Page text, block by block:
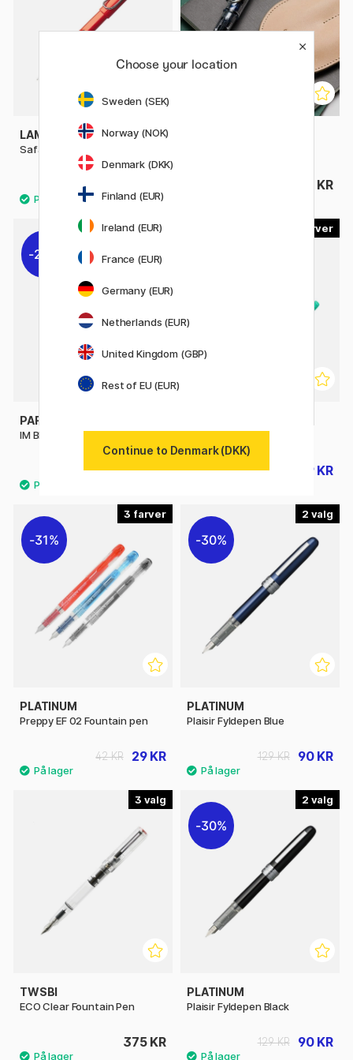
LAMY
Safari Fyldepen Red
219 KR
2
20%
PARKER
IM Black/Gold Fyldepen
447 KR
559 KR
Preppy F 03 Fountain pen
29 KR
42 KR
3
31%
PLATINUM
Preppy EF 02 Fountain pen
29 KR
42 KR
2
30%
PLATINUM
Plaisir Fyldepen Blue
90 KR
129 KR
3
TWSBI
ECO Clear Fountain Pen
375 KR
2
30%
PLATINUM
Plaisir Fyldepen Black
90 KR
129 KR
Choose your location
Sweden (SEK)
Norway (NOK)
Denmark (DKK)
Finland (EUR)
Ireland (EUR)
France (EUR)
Germany (EUR)
Netherlands (EUR)
United Kingdom (GBP)
Rest of EU (EUR)
Continue to Denmark (DKK)